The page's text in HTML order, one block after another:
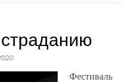
Фестиваль